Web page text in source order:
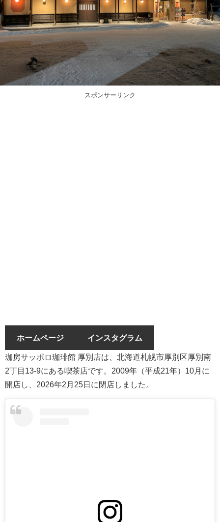
スポンサーリンク
ホームページ インスタグラム
珈房サッポロ珈琲館 厚別店は、北海道札幌市厚別区厚別南
2丁目13-9にある喫茶店です。2009年（平成21年）10月に
開店し、2026年2月25日に閉店しました。